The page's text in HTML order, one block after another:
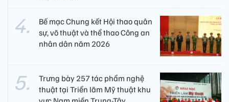
Bế mạc Chung kết Hội thao quân
sự, võ thuật và thể thao Công an
nhân dân năm 2026
Trưng bày 257 tác phẩm nghệ
thuật tại Triển lãm Mỹ thuật khu